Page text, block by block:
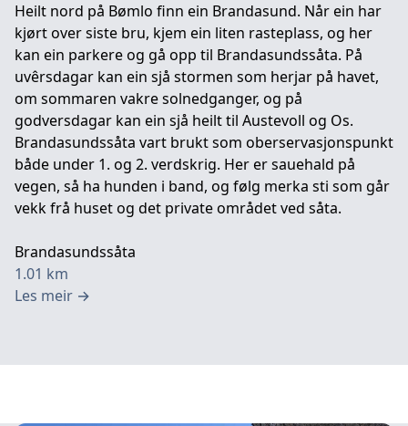
Heilt nord på Bømlo finn ein Brandasund. Når ein har
kjørt over siste bru, kjem ein liten rasteplass, og her
kan ein parkere og gå opp til Brandasundssåta. På
uvêrsdagar kan ein sjå stormen som herjar på havet,
om sommaren vakre solnedganger, og på
godversdagar kan ein sjå heilt til Austevoll og Os.
Brandasundssåta vart brukt som oberservasjonspunkt
både under 1. og 2. verdskrig. Her er sauehald på
vegen, så ha hunden i band, og følg merka sti som går
vekk frå huset og det private området ved såta.
Brandasundssåta
1.01 km
Les meir →